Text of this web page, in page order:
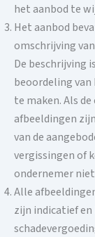
het aanbod te
Het aanbod
omschrijving
De beschrijving
beoordeling
te maken. Als
afbeeldingen
van de
vergissingen of
ondernemer
Alle
zijn indicatief